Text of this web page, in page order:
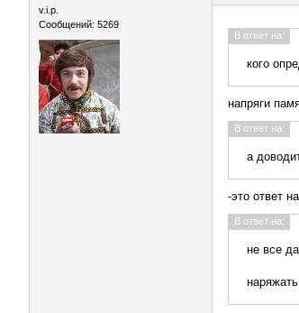
v.i.p.
Сообщений: 5269
В ответ на:
кого
напряги
В ответ на:
а
-это ответ
В ответ на:
не все